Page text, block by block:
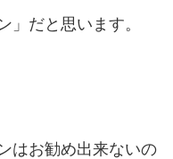
」だと思います。
はお勧め出来ないの